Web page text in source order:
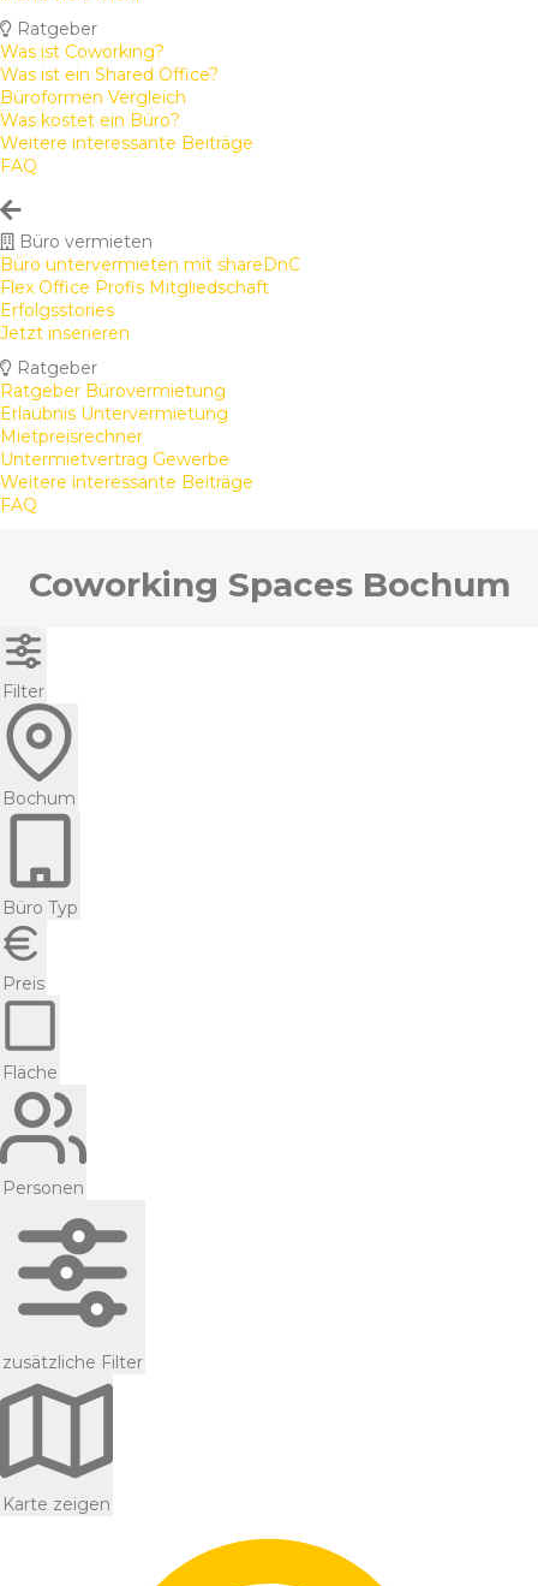
Ratgeber
Was ist Coworking?
Was ist ein Shared Office?
Büroformen Vergleich
Was kostet ein Büro?
Weitere interessante Beiträge
FAQ
Büro vermieten
Büro untervermieten mit shareDnC
Flex Office Profis Mitgliedschaft
Erfolgsstories
Jetzt inserieren
Ratgeber
Ratgeber Bürovermietung
Erlaubnis Untervermietung
Mietpreisrechner
Untermietvertrag Gewerbe
Weitere interessante Beiträge
FAQ
Coworking Spaces Bochum
Filter
Bochum
Büro Typ
Preis
Fläche
Personen
zusätzliche Filter
Karte zeigen